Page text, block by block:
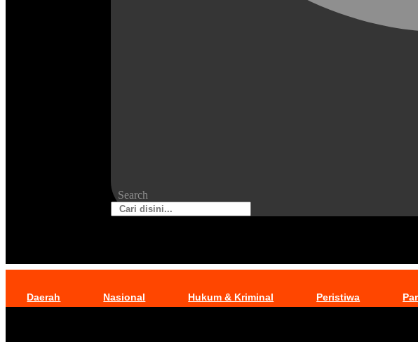
Search
Daerah Nasional Hukum & Kriminal Peristiwa